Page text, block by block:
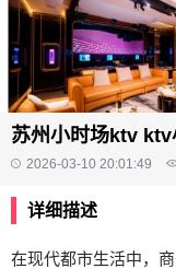
苏州小时场ktv
2026-03-10 20:01:49
详细描述
在现代都市生活中，